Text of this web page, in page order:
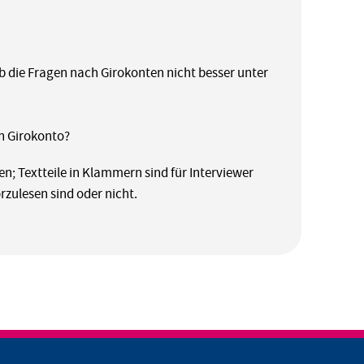
Fragen nach Girokonten nicht besser unter
Girokonto?
Textteile in Klammern sind für Interviewer
sind oder nicht.